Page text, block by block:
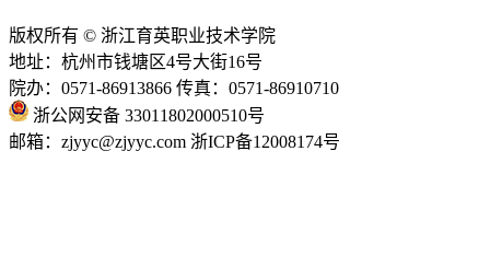
版权所有 © 浙江育英职业技术学院
地址：杭州市钱塘区4号大街16号
院办：0571-86913866 传真：0571-86910710
浙公网安备 33011802000510号
邮箱：zjyyc@zjyyc.com 浙ICP备12008174号